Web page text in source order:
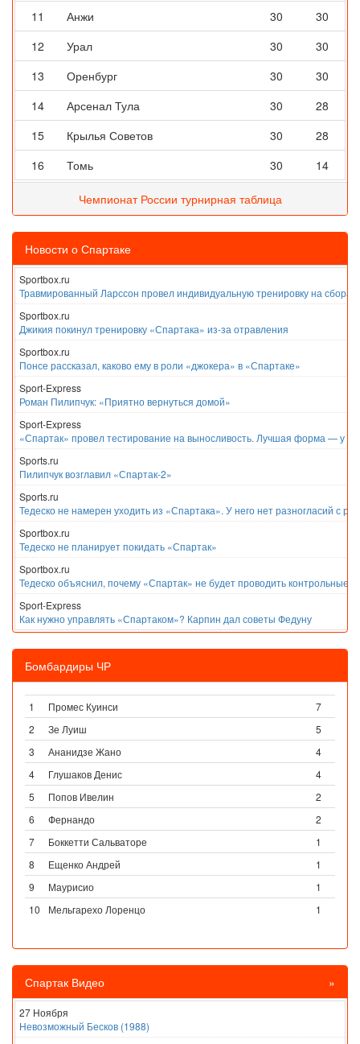
11
Анжи 30
30
12
Урал 30
30
13
Оренбург 30
30
14
Арсенал Тула 30
28
15
Крылья Советов 30
28
16
Томь 30 14
Чемпионат России турнирная таблица
Новости о Спартаке
Sportbox.ru
Травмированный Ларссон провел индивидуальную тренировку на
Sportbox.ru
Джикия покинул тренировку «Спартака» из-за отравления
Sportbox.ru
Понсе рассказал, каково ему в роли «джокера» в «Спартаке»
Sport-Express
Роман Пилипчук: «Приятно вернуться домой»
Sport-Express
«Спартак» провел тестирование на выносливость. Лучшая форма — у
Sports.ru
Пилипчук возглавил «Спартак-2»
Sports.ru
Тедеско не намерен уходить из «Спартака». У него нет разногласий с
Sportbox.ru
Тедеско не планирует покидать «Спартак»
Sportbox.ru
Тедеско объяснил, почему «Спартак» не будет проводить контрольные
Sport-Express
Как нужно управлять «Спартаком»? Карпин дал советы Федуну
Бомбардиры ЧР
1 Промес Куинси
7
2
Зе Луиш
5
3
Ананидзе Жано
4
4
Глушаков Денис
4
5
Попов Ивелин
2
6
Фернандо
2
7
Боккетти Сальваторе
1
8
Ещенко Андрей
1
9
Маурисио
1
10
Мельгарехо Лоренцо 1
Спартак Видео »
27 Ноября
Невозможный Бесков (1988)